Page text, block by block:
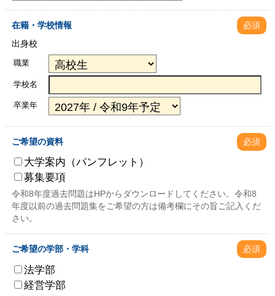
在籍・学校情報
必須
出身校
職業
学校名
卒業年
ご希望の資料 必須
大学案内（パンフレット）
募集要項
令和8年度過去問題はHPからダウンロードしてください。令和8
年度以前の過去問題集をご希望の方は備考欄にその旨ご記入くだ
さい。
ご希望の学部・学科 必須
法学部
経営学部